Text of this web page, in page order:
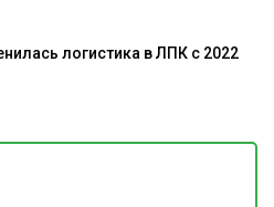
логистика в ЛПК с 2022